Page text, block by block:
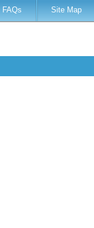
FAQs Site Map